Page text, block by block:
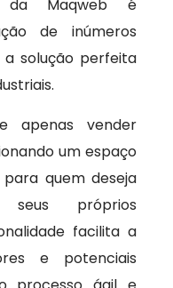
da Maqweb é
de inúmeros
solução perfeita
apenas vender
um espaço
quem deseja
próprios
facilita a
e potenciais